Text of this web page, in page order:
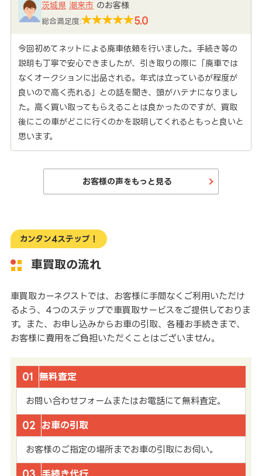
茨城県 潮来市 のお客様
総合満足度: 5.0
今回初めてネットによる廃車依頼を行いました。手続き等の
説明も丁寧で安心できましたが、引き取りの際に「廃車では
なくオークションに出品される。年式は立っているが程度が
良いので高く売れる」との話を聞き、頭がハテナになりまし
た。高く買い取ってもらえることは良かったのですが、買取
後にこの車がどこに行くのかを説明してくれるともっと良いと
思います。
お客様の声をもっと見る
カンタン4ステップ！
車買取の流れ
車買取カーネクストでは、お客様に手間なくご利用いただけ
るよう、4つのステップで車買取サービスをご提供しておりま
す。また、お申し込みからお車の引取、各種お手続きまで、
お客様に費用をご負担いただくことはございません。
01 無料査定
お問い合わせフォームまたはお電話にて無料査定。
02 お車の引取
お客様のご指定の場所までお車の引取にお伺い。
03 手続き代行